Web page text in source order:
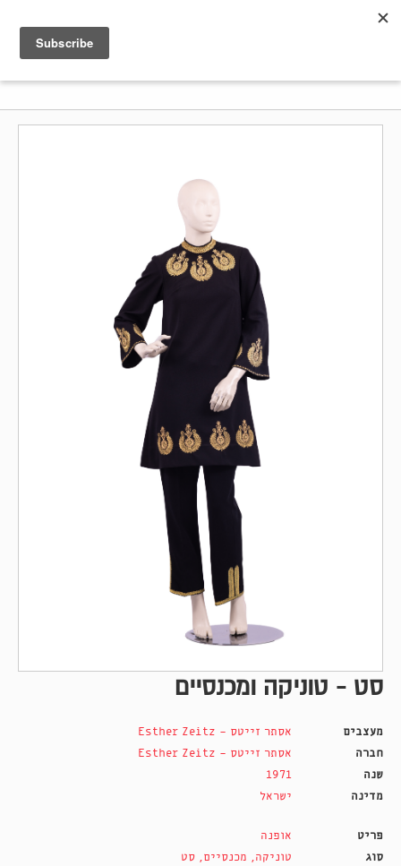
סט - טוניקה ומכנסיים
מעצבים
אסתר זייטס - Esther Zeitz
חברה
אסתר זייטס - Esther Zeitz
שנה
1971
מדינה
ישראל
פריט
אופנה
סוג
טוניקה, מכנסיים, סט